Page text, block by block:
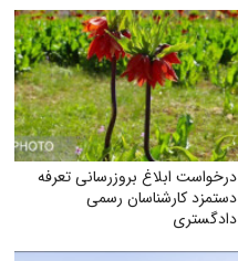
درخواست ابلاغ بروز‌رسانی تعرفه
دستمزد کارشناسان رسمی
دادگستری